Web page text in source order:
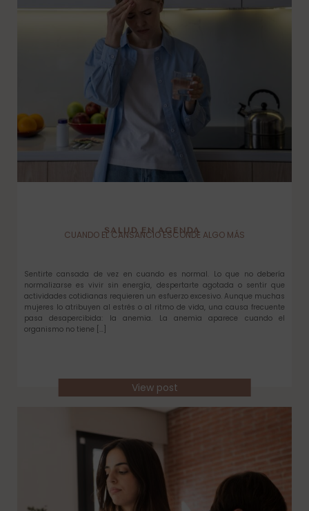
SALUD EN AGENDA
CUANDO EL CANSANCIO ESCONDE ALGO MÁS
Sentirte cansada de vez en cuando es normal. Lo que no debería
normalizarse es vivir sin energía, despertarte agotada o sentir que
actividades cotidianas requieren un esfuerzo excesivo. Aunque muchas
mujeres lo atribuyen al estrés o al ritmo de vida, una causa frecuente
pasa desapercibida: la anemia. La anemia aparece cuando el
organismo no tiene […]
View post